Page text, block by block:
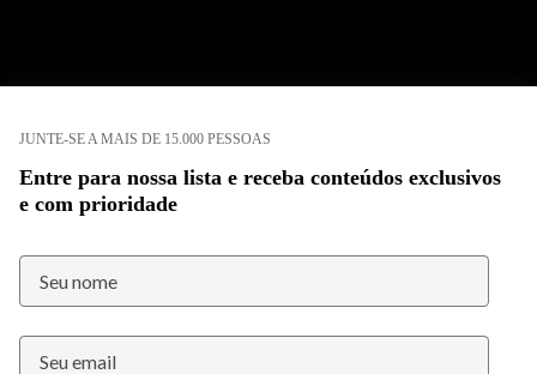
JUNTE-SE A MAIS DE 15.000 PESSOAS
Entre para nossa lista e receba conteúdos exclusivos
e com prioridade